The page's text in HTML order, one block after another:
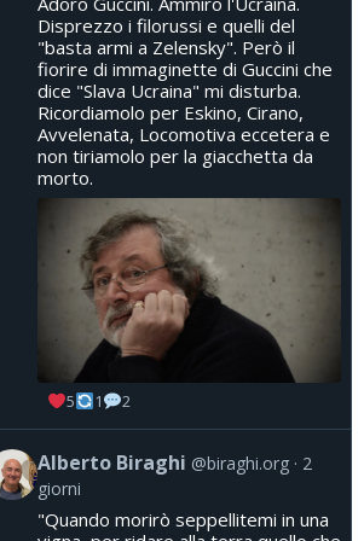
Disprezzo i filorussi e quelli del
"basta armi a Zelensky". Però il
fiorire di immaginette di Guccini che
dice "Slava Ucraina" mi disturba.
Ricordiamolo per Eskino, Cirano,
Avvelenata, Locomotiva eccetera e
non tiriamolo per la giacchetta da
morto.
5 1 2
Alberto Biraghi @biraghi.org
2
giorni
"Quando morirò seppellitemi in una